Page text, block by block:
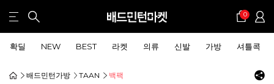
0
확딜 NEW BEST 라켓 의류 신발 가방 셔틀콕
배드민턴가방 TAAN 백팩